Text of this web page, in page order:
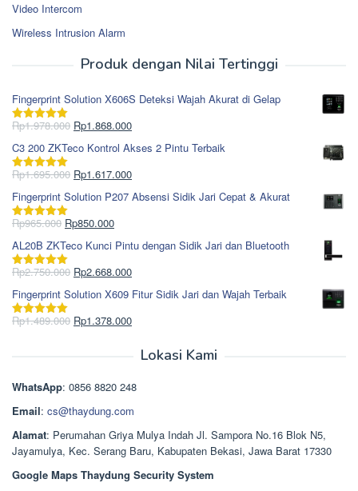
Video Intercom
Wireless Intrusion Alarm
Produk dengan Nilai Tertinggi
Fingerprint Solution X606S Deteksi Wajah Akurat di Gelap
Dinilai5.00
Rp1.978.000 Harga
aslinya
adalah:
Rp1.978.000.
Rp1.868.000Harga
saat
ini
adalah:
C3 200 ZKTeco Kontrol Akses 2 Pintu Terbaik
Dinilai5.00
Rp1.695.000 Harga
aslinya
adalah:
Rp1.695.000.
Rp1.617.000Harga
saat
ini
Fingerprint Solution P207 Absensi Sidik Jari Cepat & Akurat
Dinilai5.00
Rp965.000 Harga
aslinya
adalah:
Rp965.000.
Rp850.000Harga
saat
ini
adalah:
AL20B ZKTeco Kunci Pintu dengan Sidik Jari dan Bluetooth
Dinilai5.00
Rp2.750.000 Harga
aslinya
adalah:
Rp2.750.000.
Rp2.668.000Harga
saat
ini
adalah:
Fingerprint Solution X609 Fitur Sidik Jari dan Wajah Terbaik
Dinilai5.00
Rp1.489.000 Harga
Rp1.378.000Harga
Rp1.378.000.
Lokasi Kami
WhatsApp: 0856 8820 248
Email: cs@thaydung.com
Alamat: Perumahan Griya Mulya Indah Jl. Sampora No.16 Blok N5,
Jayamulya, Kec. Serang Baru, Kabupaten Bekasi, Jawa Barat 17330
Google Maps Thaydung Security System